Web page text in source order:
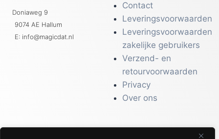
Doniaweg 9
9074 AE Hallum
E: info@magicdat.nl
Contact
Leveringsvoorwaarden
Leveringsvoorwaarden
zakelijke gebruikers
Verzend- en
retourvoorwaarden
Privacy
Over ons